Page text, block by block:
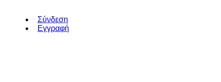
Σύνδεση
Εγγραφή